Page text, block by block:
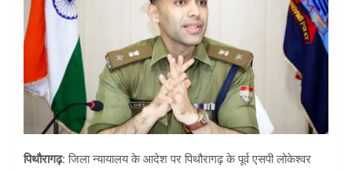
पिथौरागढ़: जिला न्यायालय के आदेश पर पिथौरागढ़ के पूर्व एसपी लोकेश्वर